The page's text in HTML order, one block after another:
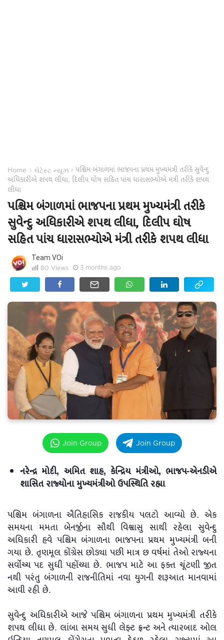
Home › લેટેસ્ટ ન્યૂઝ › પશ્ચિમ બંગાળમાં ભાજપના પ્રથમ મુખ્યમંત્રી તરીકે સુવેન્દુ
અધિકારીએ શપથ લીધા, દિલીપ ઘોષ સહિત પાંચ ધારાસભ્યોએ મંત્રી તરીકે શપથ
લીધા
પશ્ચિમ બંગાળમાં ભાજપના પ્રથમ મુખ્યમંત્રી તરીકે
સુવેન્દુ અધિકારીએ શપથ લીધા, દિલીપ ઘોષ
સહિત પાંચ ધારાસભ્યોએ મંત્રી તરીકે શપથ લીધા
Team VOi
80 Views 3 months ago
Join Group Join Group
નરેન્દ્ર મોદી, અમિત શાહ, કેન્દ્રિય મંત્રીઓ, ભાજપ-એનડીએ
શાસિત રાજ્યોના મુખ્યમંત્રીઓ ઉપસ્થિતિ રહ્યા
પશ્ચિમ બંગાળના ઐતિહાસિક રાજકીય પલટો આવ્યો છે. એક
સમયના મમતા બેનર્જીના સૌથી વિશ્વાસુ સાથી રહેલા સુવેન્દુ
અધિકારી હવે પશ્ચિમ બંગાળના ભાજપના પ્રથમ મુખ્યમંત્રી બની
ગયા છે. તૃણમૂલ કોંગ્રેસ છોડ્યા પછી માત્ર છ વર્ષમાં તેઓ રાજ્યના
સર્વોચ્ચ પદ સુધી પહોંચ્યા છે. ભાજપ માટે આ ફક્ત ચૂંટણી જીત
નથી પરંતુ બંગાળની રાજનીતિમાં નવા યુગની શરૂઆત માનવામાં
આવી રહી છે.
સુવેન્દુ અધિકારીએ આજે પશ્ચિમ બંગાળના પ્રથમ મુખ્યમંત્રી તરીકે
શપથ લીધા છે. લાંબા સમય સુધી લેફ્ટ ફ્રન્ટ અને ત્યારબાદ ઓલ